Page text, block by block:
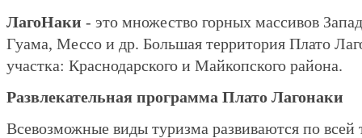
ЛагоНаки - это множество горных массивов
Гуама, Мессо и др. Большая территория Плато
участка: Краснодарского и Майкопского района.
Развлекательная программа Плато Лагонаки
Всевозможные виды туризма развиваются по